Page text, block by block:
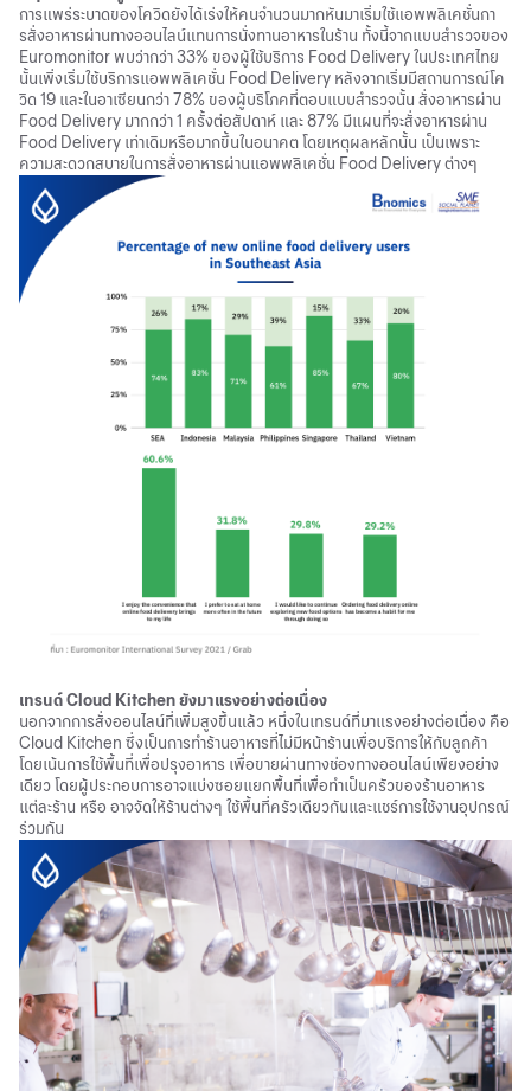
การแพร่ระบาดของโควิดยังได้เร่งให้คนจำนวนมากหันมาเริ่มใช้แอพพลิเคชั่นกา
รสั่งอาหารผ่านทางออนไลน์แทนการนั่งทานอาหารในร้าน ทั้งนี้จากแบบสำรวจของ
Euromonitor พบว่ากว่า 33% ของผู้ใช้บริการ Food Delivery ในประเทศไทย
นั้นเพิ่งเริ่มใช้บริการแอพพลิเคชั่น Food Delivery หลังจากเริ่มมีสถานการณ์โค
วิด 19 และในอาเซียนกว่า 78% ของผู้บริโภคที่ตอบแบบสำรวจนั้น สั่งอาหารผ่าน
Food Delivery มากกว่า 1 ครั้งต่อสัปดาห์ และ 87% มีแผนที่จะสั่งอาหารผ่าน
Food Delivery เท่าเดิมหรือมากขึ้นในอนาคต โดยเหตุผลหลักนั้น เป็นเพราะ
ความสะดวกสบายในการสั่งอาหารผ่านแอพพลิเคชั่น Food Delivery ต่างๆ
เทรนด์ Cloud Kitchen ยังมาแรงอย่างต่อเนื่อง
นอกจากการสั่งออนไลน์ที่เพิ่มสูงขึ้นแล้ว หนึ่งในเทรนด์ที่มาแรงอย่างต่อเนื่อง คือ
Cloud Kitchen ซึ่งเป็นการทำร้านอาหารที่ไม่มีหน้าร้านเพื่อบริการให้กับลูกค้า
โดยเน้นการใช้พื้นที่เพื่อปรุงอาหาร เพื่อขายผ่านทางช่องทางออนไลน์เพียงอย่าง
เดียว โดยผู้ประกอบการอาจแบ่งซอยแยกพื้นที่เพื่อทำเป็นครัวของร้านอาหาร
แต่ละร้าน หรือ อาจจัดให้ร้านต่างๆ ใช้พื้นที่ครัวเดียวกันและแชร์การใช้งานอุปกรณ์
ร่วมกัน